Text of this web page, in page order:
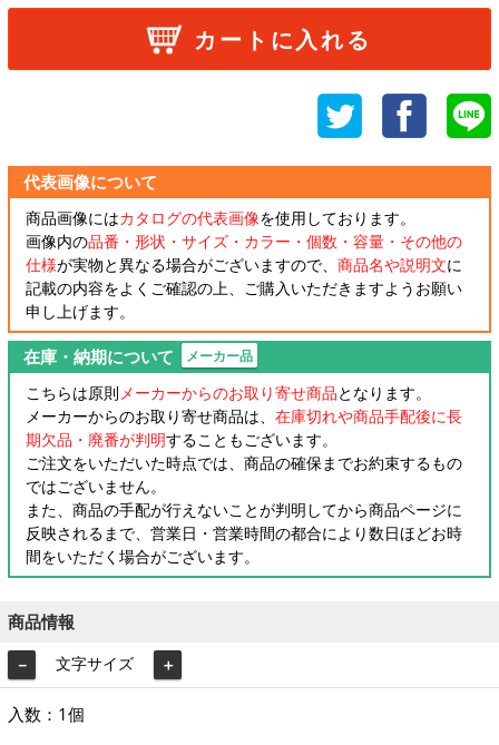
カートに入れる
代表画像について
商品画像にはカタログの代表画像を使用しております。
画像内の品番・形状・サイズ・カラー・個数・容量・その他の
仕様が実物と異なる場合がございますので、 商品名や説明文に
記載の内容をよくご確認の上、ご購入いただきますようお願い
申し上げます。
在庫・納期について メーカー品
こちらは原則メーカーからのお取り寄せ商品となります。
メーカーからのお取り寄せ商品は、 在庫切れや商品手配後に長
期欠品・廃番が判明することもございます。
ご注文をいただいた時点では、商品の確保までお約束するもの
ではございません。
また、商品の手配が行えないことが判明してから商品ページに
反映されるまで、営業日・営業時間の都合により数日ほどお時
間をいただく場合がございます。
商品情報
－ 文字サイズ ＋
入数：1個